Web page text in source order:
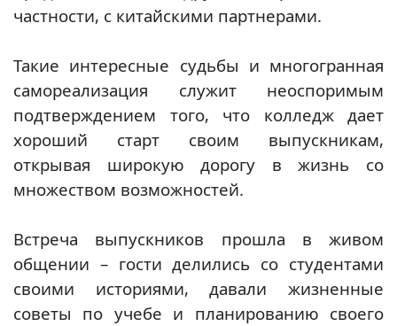
частности, с китайскими партнерами.
Такие интересные судьбы и многогранная
самореализация служит неоспоримым
подтверждением того, что колледж дает
хороший старт своим выпускникам,
открывая широкую дорогу в жизнь со
множеством возможностей.
Встреча выпускников прошла в живом
общении – гости делились со студентами
своими историями, давали жизненные
советы по учебе и планированию своего